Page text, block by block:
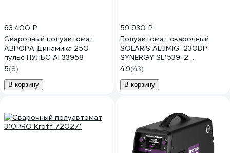
63 400 ₽
Сварочный полуавтомат
АВРОРА Динамика 250
пульс ПУЛЬС Al 33958
5(8)
В корзину
59 930 ₽
Полуавтомат сварочный
SOLARIS ALUMIG-230DP
SYNERGY SL1539-2
ЦЕ-0965519040
4.9(43)
В корзину